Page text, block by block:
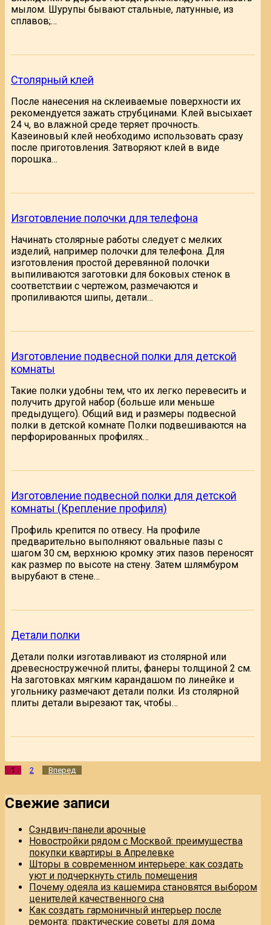
мылом. Шурупы бывают стальные, латунные, из
сплавов;…
Столярный клей
После нанесения на склеиваемые поверхности их
рекомендуется зажать струбцинами. Клей высыхает
24 ч, во влажной среде теряет прочность.
Казеиновый клей необходимо использовать сразу
после приготовления. Затворяют клей в виде
порошка…
Изготовление полочки для телефона
Начинать столярные работы следует с мелких
изделий, например полочки для телефона. Для
изготовления простой деревянной полочки
выпиливаются заготовки для боковых стенок в
соответствии с чертежом, размечаются и
пропиливаются шипы, детали…
Изготовление подвесной полки для детской
комнаты
Такие полки удобны тем, что их легко перевесить и
получить другой набор (больше или меньше
предыдущего). Общий вид и размеры подвесной
полки в детской комнате Полки подвешиваются на
перфорированных профилях…
Изготовление подвесной полки для детской
комнаты (Крепление профиля)
Профиль крепится по отвесу. На профиле
предварительно выполняют овальные пазы с
шагом 30 см, верхнюю кромку этих пазов переносят
как размер по высоте на стену. Затем шлямбуром
вырубают в стене…
Детали полки
Детали полки изготавливают из столярной или
древесностружечной плиты, фанеры толщиной 2 см.
На заготовках мягким карандашом по линейке и
угольнику размечают детали полки. Из столярной
плиты детали вырезают так, чтобы…
Пагинация
1 2 Вперед
Свежие записи
Сэндвич-панели арочные
Новостройки рядом с Москвой: преимущества
покупки квартиры в Апрелевке
Шторы в современном интерьере: как создать
уют и подчеркнуть стиль помещения
Почему одеяла из кашемира становятся выбором
ценителей качественного сна
Как создать гармоничный интерьер после
ремонта: практические советы для дома